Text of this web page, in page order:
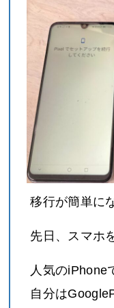
移行が簡単に
先日、スマホ
人気のiPhone
自分は